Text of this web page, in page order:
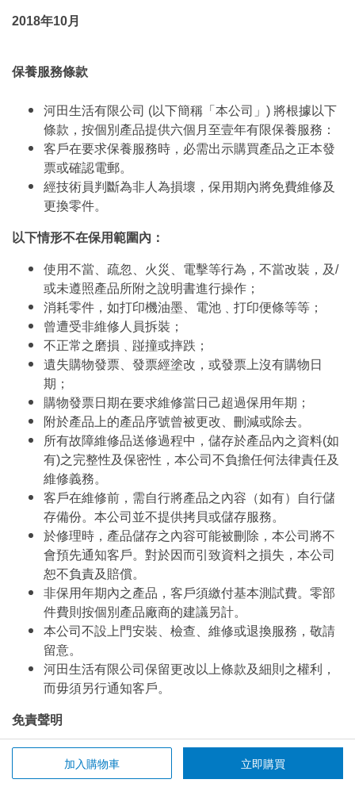
加入購物車 立即購買
2018年10月
保養服務條款
河田生活有限公司 (以下簡稱「本公司」) 將根據以下
條款，按個別產品提供六個月至壹年有限保養服務：
客戶在要求保養服務時，必需出示購買產品之正本發
票或確認電郵。
經技術員判斷為非人為損壞，保用期內將免費維修及
更換零件。
以下情形不在保用範圍內：
使用不當、疏忽、火災、電擊等行為，不當改裝，及/
或未遵照產品所附之說明書進行操作；
消耗零件，如打印機油墨、電池﹑打印便條等等；
曾遭受非維修人員拆裝；
不正常之磨損﹑踫撞或摔跌；
遺失購物發票、發票經塗改，或發票上沒有購物日
期；
購物發票日期在要求維修當日己超過保用年期；
附於產品上的產品序號曾被更改、刪減或除去。
所有故障維修品送修過程中，儲存於產品內之資料(如
有)之完整性及保密性，本公司不負擔任何法律責任及
維修義務。
客戶在維修前，需自行將產品之內容（如有）自行儲
存備份。本公司並不提供拷貝或儲存服務。
於修理時，產品儲存之內容可能被刪除，本公司將不
會預先通知客戶。對於因而引致資料之損失，本公司
恕不負責及賠償。
非保用年期內之產品，客戶須繳付基本測試費。零部
件費則按個別產品廠商的建議另計。
本公司不設上門安裝、檢查、維修或退換服務，敬請
留意。
河田生活有限公司保留更改以上條款及細則之權利，
而毋須另行通知客戶。
免責聲明
Riverfield Life Limited對其hotinlifestyle.com及其相關社交
網站戶口之內容不作任何明示或暗示之擔保，